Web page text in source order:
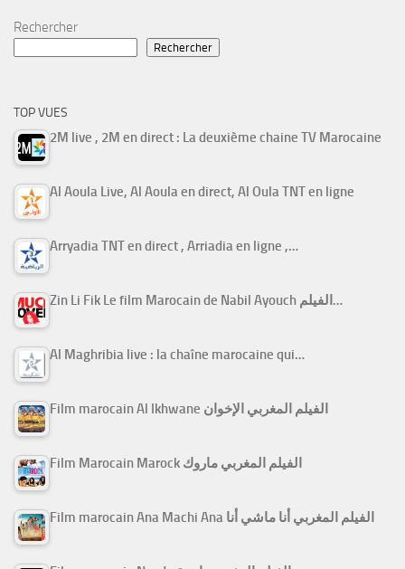
Rechercher
Rechercher
TOP VUES
2M live , 2M en direct : La deuxième chaine TV Marocaine
Al Aoula Live, Al Aoula en direct, Al Oula TNT en ligne
Arryadia TNT en direct , Arriadia en ligne ,…
Zin Li Fik Le film Marocain de Nabil Ayouch الفيلم…
Al Maghribia live : la chaîne marocaine qui…
Film marocain Al Ikhwane الفيلم المغربي الإخوان
Film Marocain Marock الفيلم المغربي ماروك
Film marocain Ana Machi Ana الفيلم المغربي أنا ماشي أنا